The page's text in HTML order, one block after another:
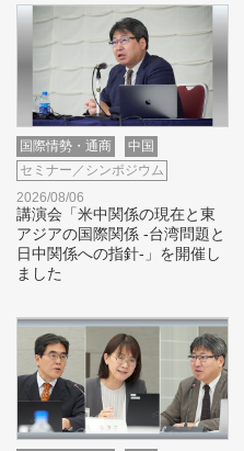
国際情勢・通商
中国
セミナー／シンポジウム
2026/08/06
講演会「米中関係の現在と東
アジアの国際関係 -台湾問題と
日中関係への指針-」を開催し
ました